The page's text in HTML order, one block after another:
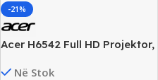
-21%
Acer H6542 Full HD Projektor,
Në Stok